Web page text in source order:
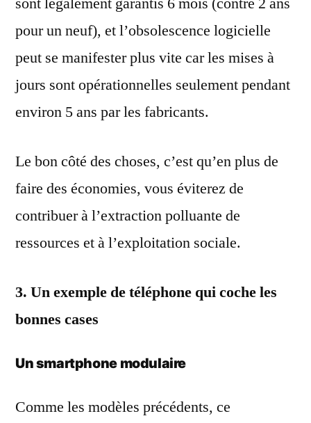
pour un neuf), et l’obsolescence logicielle
peut se manifester plus vite car les mises à
jours sont opérationnelles seulement pendant
environ 5 ans par les fabricants.
Le bon côté des choses, c’est qu’en plus de
faire des économies, vous éviterez de
contribuer à l’extraction polluante de
ressources et à l’exploitation sociale.
3. Un exemple de téléphone qui coche les
bonnes cases
Un smartphone modulaire
Comme les modèles précédents, ce